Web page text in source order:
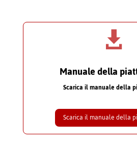

Manuale della
Scarica il manuale della
Scarica il manuale della